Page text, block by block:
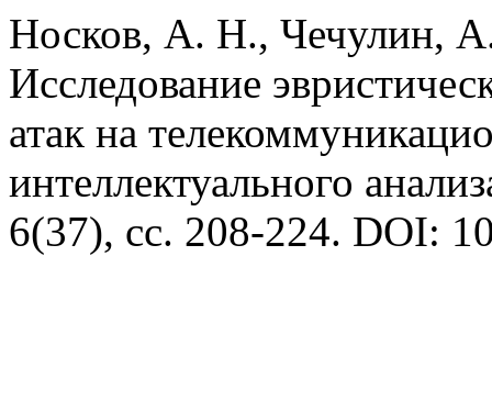
Носков, А. Н., Чечулин,
Исследование
атак на
интеллектуального
6(37), сс. 208-224. DOI: